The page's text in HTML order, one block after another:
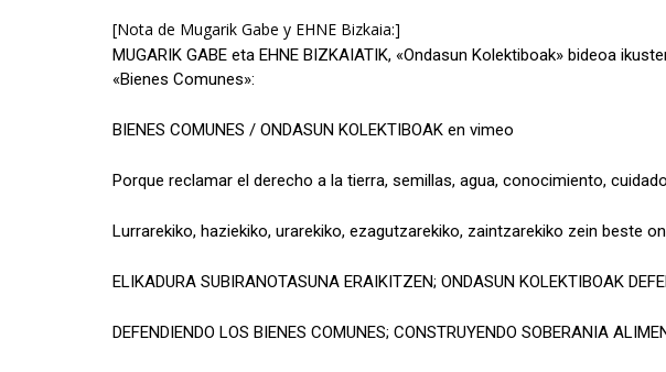
[Nota de Mugarik Gabe y EHNE Bizkaia:]
MUGARIK GABE eta EHNE BIZKAIATIK, «Ondasun Kolektiboak» bideoa
«Bienes Comunes»:
BIENES COMUNES / ONDASUN KOLEKTIBOAK en vimeo
Porque reclamar el derecho a la tierra, semillas, agua, conocimiento,
Lurrarekiko, haziekiko, urarekiko, ezagutzarekiko, zaintzarekiko zein beste
ELIKADURA SUBIRANOTASUNA ERAIKITZEN; ONDASUN KOLEKTIBOAK
DEFENDIENDO LOS BIENES COMUNES; CONSTRUYENDO SOBERANIA